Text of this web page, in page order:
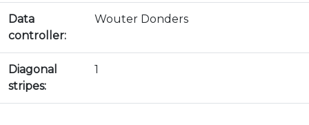
Data
controller:
Wouter Donders
Diagonal
stripes:
1